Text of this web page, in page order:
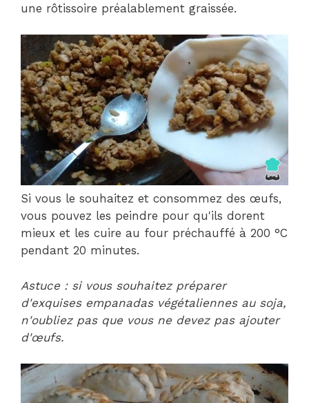
une rôtissoire préalablement graissée.
Si vous le souhaitez et consommez des œufs,
vous pouvez les peindre pour qu'ils dorent
mieux et les cuire au four préchauffé à 200 °C
pendant 20 minutes.
Astuce : si vous souhaitez préparer
d'exquises empanadas végétaliennes au soja,
n'oubliez pas que vous ne devez pas ajouter
d'œufs.